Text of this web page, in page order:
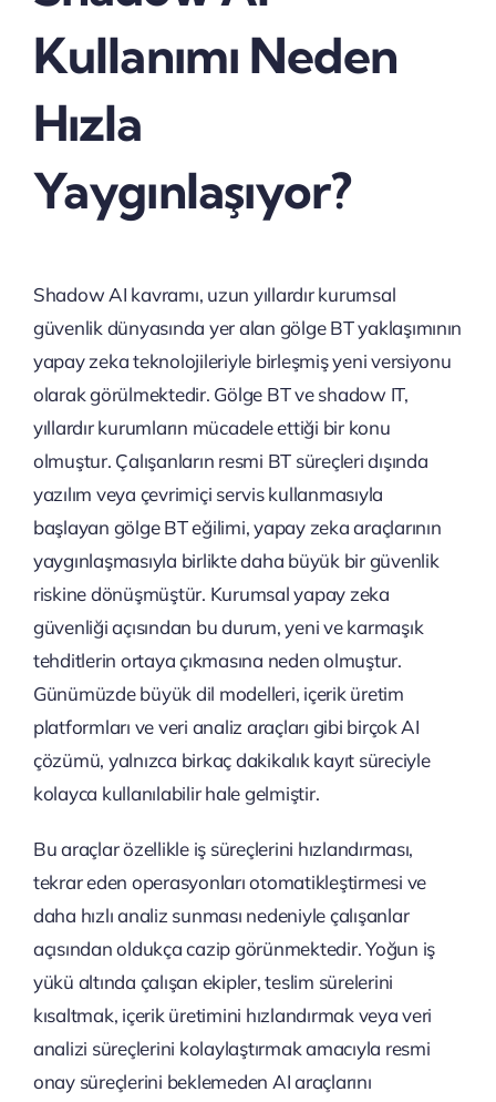
Kullanımı Neden
Hızla
Yaygınlaşıyor?
Shadow AI kavramı, uzun yıllardır kurumsal
güvenlik dünyasında yer alan gölge BT yaklaşımının
yapay zeka teknolojileriyle birleşmiş yeni versiyonu
olarak görülmektedir. Gölge BT ve shadow IT,
yıllardır kurumların mücadele ettiği bir konu
olmuştur. Çalışanların resmi BT süreçleri dışında
yazılım veya çevrimiçi servis kullanmasıyla
başlayan gölge BT eğilimi, yapay zeka araçlarının
yaygınlaşmasıyla birlikte daha büyük bir güvenlik
riskine dönüşmüştür. Kurumsal yapay zeka
güvenliği açısından bu durum, yeni ve karmaşık
tehditlerin ortaya çıkmasına neden olmuştur.
Günümüzde büyük dil modelleri, içerik üretim
platformları ve veri analiz araçları gibi birçok AI
çözümü, yalnızca birkaç dakikalık kayıt süreciyle
kolayca kullanılabilir hale gelmiştir.
Bu araçlar özellikle iş süreçlerini hızlandırması,
tekrar eden operasyonları otomatikleştirmesi ve
daha hızlı analiz sunması nedeniyle çalışanlar
açısından oldukça cazip görünmektedir. Yoğun iş
yükü altında çalışan ekipler, teslim sürelerini
kısaltmak, içerik üretimini hızlandırmak veya veri
analizi süreçlerini kolaylaştırmak amacıyla resmi
onay süreçlerini beklemeden AI araçlarını